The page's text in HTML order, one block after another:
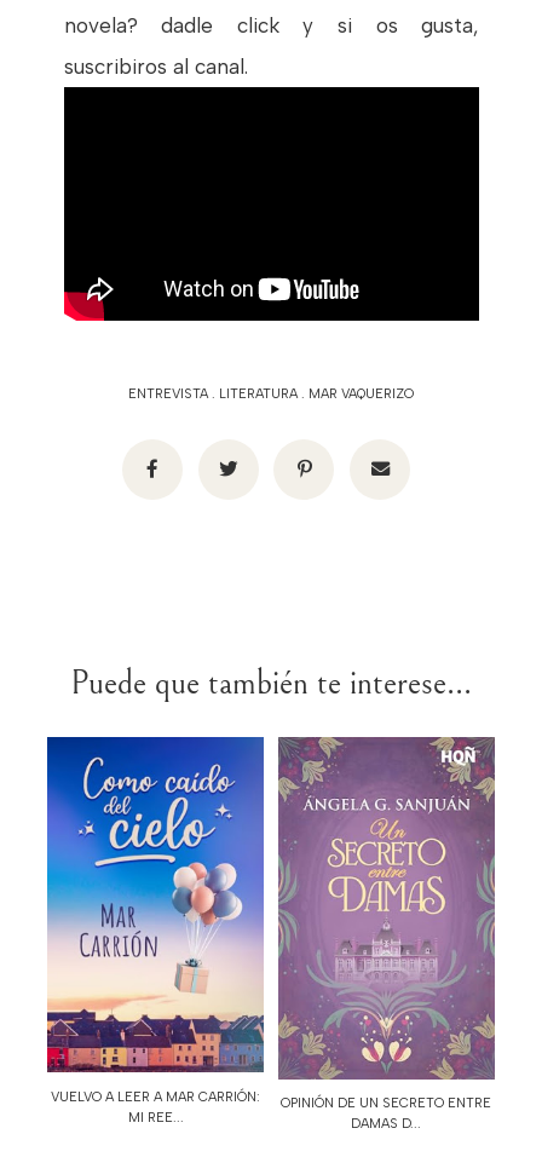
novela? dadle click y si os gusta,
suscribiros al canal.
ENTREVISTA. LITERATURA. MAR VAQUERIZO
Puede que también te interese...
VUELVO A LEER A MAR CARRIÓN:
MI REE...
OPINIÓN DE UN SECRETO ENTRE
DAMAS D...